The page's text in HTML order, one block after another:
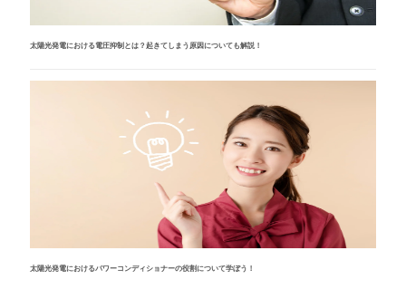
太陽光発電における電圧抑制とは？起きてしまう原因についても解説！
太陽光発電におけるパワーコンディショナーの役割について学ぼう！